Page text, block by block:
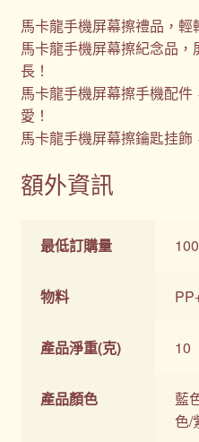
馬卡龍手機屏幕擦禮品，輕
馬卡龍手機屏幕擦紀念品
長！
馬卡龍手機屏幕擦手機配
愛！
馬卡龍手機屏幕擦鑰匙挂飾
額外資訊
最低訂購量
物料
產品淨重(克) 10
產品顏色
藍
色/